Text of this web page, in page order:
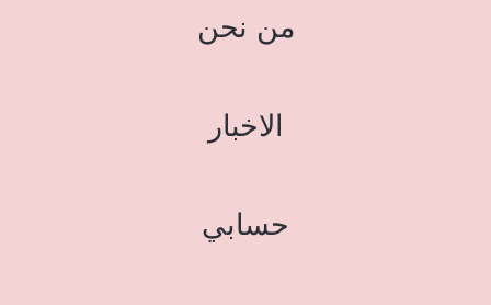
من نحن
الاخبار
حسابي